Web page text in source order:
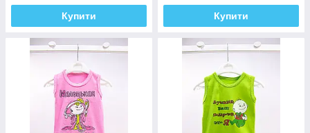
Купити Купити